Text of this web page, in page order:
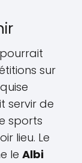
sur
servir de
sports
lieu. Le
le Albi